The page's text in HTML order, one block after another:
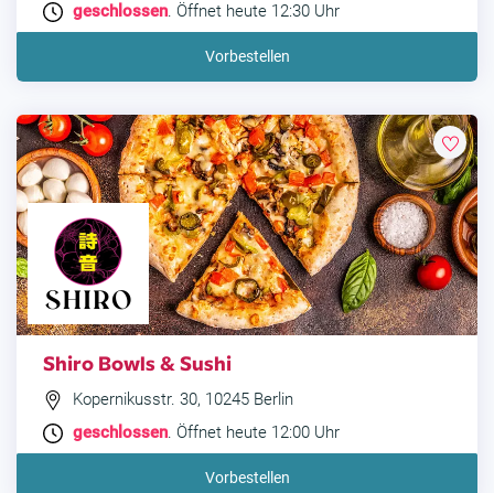
geschlossen. Öffnet heute 12:30 Uhr
Vorbestellen
Shiro Bowls & Sushi
Kopernikusstr. 30, 10245 Berlin
geschlossen. Öffnet heute 12:00 Uhr
Vorbestellen